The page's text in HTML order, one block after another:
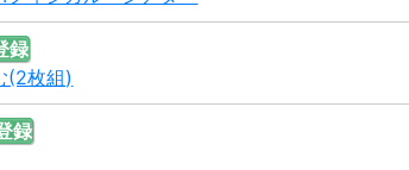
録
(2枚組)
録